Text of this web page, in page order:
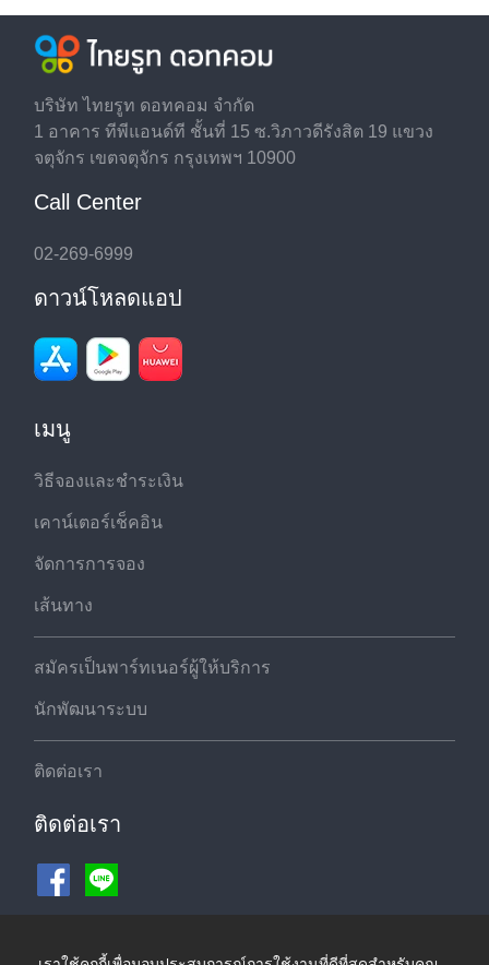
บริษัท ไทยรูท ดอทคอม จำกัด
1 อาคาร ทีพีแอนด์ที ชั้นที่ 15 ซ.วิภาวดีรังสิต 19 แขวง
จตุจักร เขตจตุจักร กรุงเทพฯ 10900
Call Center
02-269-6999
ดาวน์โหลดแอป
เมนู
วิธีจองและชำระเงิน
เคาน์เตอร์เช็คอิน
จัดการการจอง
เส้นทาง
สมัครเป็นพาร์ทเนอร์ผู้ให้บริการ
นักพัฒนาระบบ
ติดต่อเรา
ติดต่อเรา